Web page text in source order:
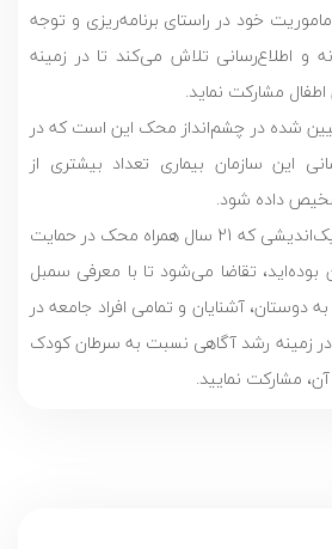
خود در راستای برنامه‌ریزی و توجه
و اطلاع‌رسانی تلاش می‌کند تا در زمینه
مشارکت نماید.
شده در چشم‌انداز محک این است که در
این سازمان بیماری تعداد بیشتری از
داده ‌شود.
از تمامی شما انسان‌های نیک‌اندیشی که 21 سال همراه محک در حمایت
بوده‌اید، تقاضا می‌شود تا با معرفی سمبل
دوستان، آشنایان و تمامی افراد جامعه در
زمینه رشد آگاهی نسبت به سرطان کودک
مشارکت نمایید.